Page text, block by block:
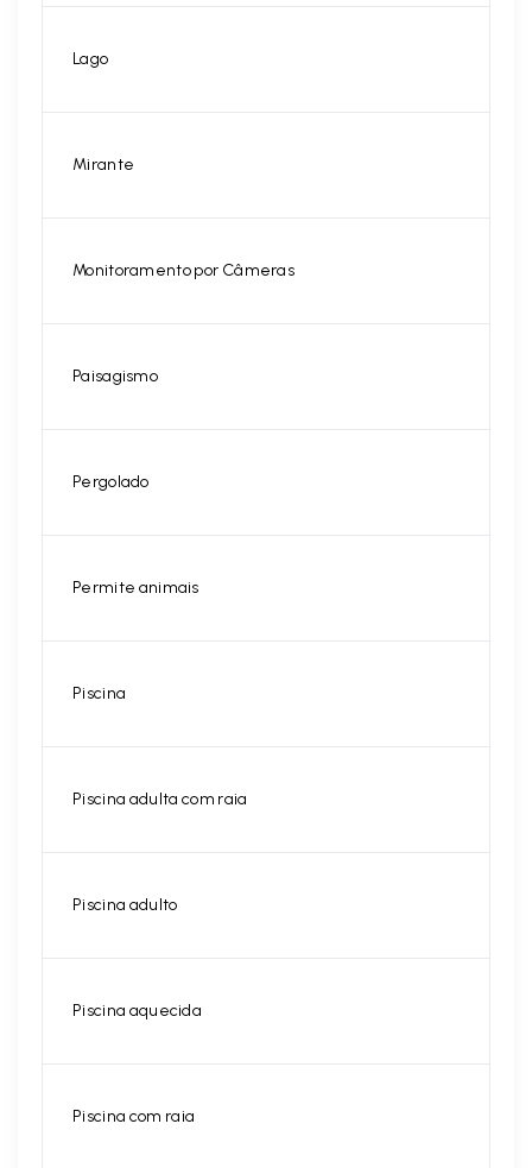
Lago
Mirante
Monitoramento por Câmeras
Paisagismo
Pergolado
Permite animais
Piscina
Piscina adulta com raia
Piscina adulto
Piscina aquecida
Piscina com raia